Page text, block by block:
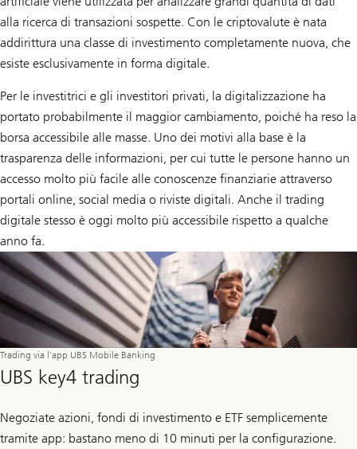
alla ricerca di transazioni sospette. Con le criptovalute è nata
addirittura una classe di investimento completamente nuova, che
esiste esclusivamente in forma digitale.
Per le investitrici e gli investitori privati, la digitalizzazione ha
portato probabilmente il maggior cambiamento, poiché ha reso la
borsa accessibile alle masse. Uno dei motivi alla base è la
trasparenza delle informazioni, per cui tutte le persone hanno un
accesso molto più facile alle conoscenze finanziarie attraverso
portali online, social media o riviste digitali. Anche il trading
digitale stesso è oggi molto più accessibile rispetto a qualche
anno fa.
Trading via l’app UBS Mobile Banking
UBS key4 trading
Negoziate azioni, fondi di investimento e ETF semplicemente
tramite app: bastano meno di 10 minuti per la configurazione.